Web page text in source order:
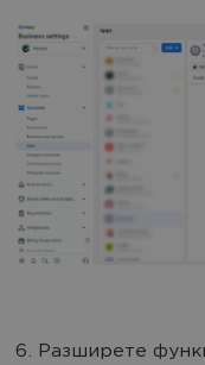
6. Разширете